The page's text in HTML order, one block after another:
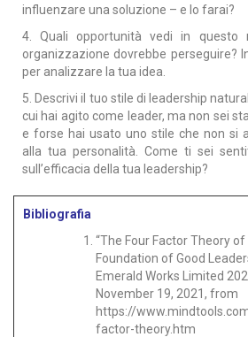
influenzare una soluzione – e lo farai?
4. Quali opportunità vedi in questo
organizzazione dovrebbe perseguire?
per analizzare la tua idea.
5. Descrivi il tuo stile di leadership
cui hai agito come leader, ma non sei
e forse hai usato uno stile che non si
alla tua personalità. Come ti sei
sull’efficacia della tua leadership?
Bibliografia
“The Four Factor Theory
Foundation of Good
Emerald Works Limited
November 19, 2021, from
https://
factor-theory.htm